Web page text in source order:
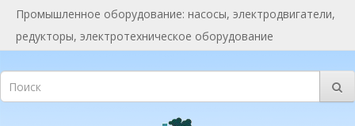
Промышленное оборудование: насосы, электродвигатели,
редукторы, электротехническое оборудование